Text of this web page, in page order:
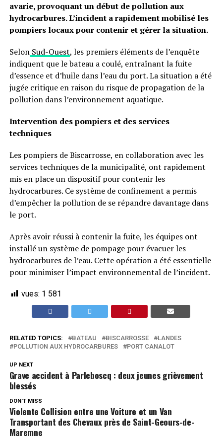
avarie, provoquant un début de pollution aux
hydrocarbures. L’incident a rapidement mobilisé les
pompiers locaux pour contenir et gérer la situation.
SelonSud-Ouest, les premiers éléments de l’enquête
indiquent que le bateau a coulé, entraînant la fuite
d’essence et d’huile dans l’eau du port. La situation a été
jugée critique en raison du risque de propagation de la
pollution dans l’environnement aquatique.
Intervention des pompiers et des services
techniques
Les pompiers de Biscarrosse, en collaboration avec les
services techniques de la municipalité, ont rapidement
mis en place un dispositif pour contenir les
hydrocarbures. Ce système de confinement a permis
d’empêcher la pollution de se répandre davantage dans
le port.
Après avoir réussi à contenir la fuite, les équipes ont
installé un système de pompage pour évacuer les
hydrocarbures de l’eau. Cette opération a été essentielle
pour minimiser l’impact environnemental de l’incident.
vues: 1 581
RELATED TOPICS: BATEAU BISCARROSSE
LANDES
POLLUTION AUX HYDROCARBURES
PORT CANALOT
UP NEXT
Grave accident à Parleboscq : deux jeunes grièvement
blessés
DON'T MISS
Violente Collision entre une Voiture et un Van
Transportant des Chevaux près de Saint-Geours-de-
Maremne